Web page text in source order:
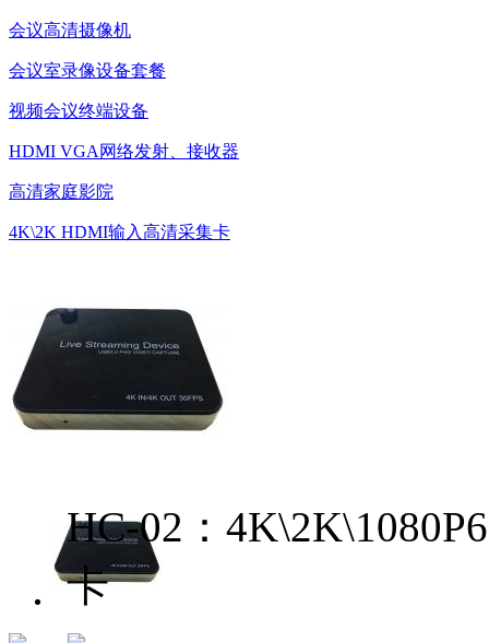
会议高清摄像机
会议室录像设备套餐
视频会议终端设备
HDMI VGA网络发射、接收器
高清家庭影院
4K\2K HDMI输入高清采集卡
HC-02：
卡